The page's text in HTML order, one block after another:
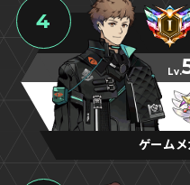
4
Lv.
ゲーム